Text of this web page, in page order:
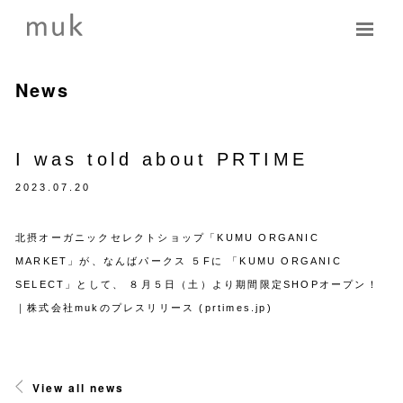
News
I was told about PRTIME
2023.07.20
北摂オーガニックセレクトショップ「KUMU ORGANIC
MARKET」が、なんばパークス ５Fに 「KUMU ORGANIC
SELECT」として、 ８月５日（土）より期間限定SHOPオープン！
｜株式会社mukのプレスリリース (prtimes.jp)
View all news